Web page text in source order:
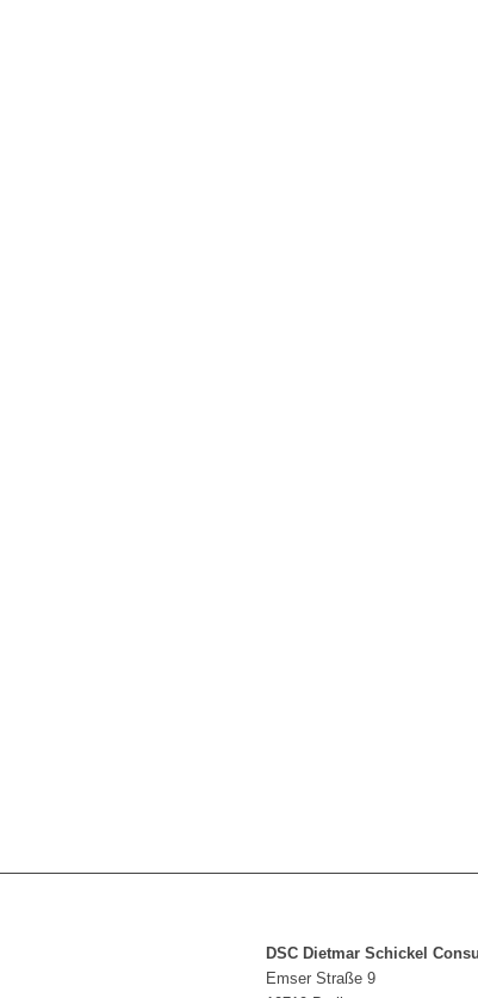
DSC Dietmar Schickel
Emser Straße 9